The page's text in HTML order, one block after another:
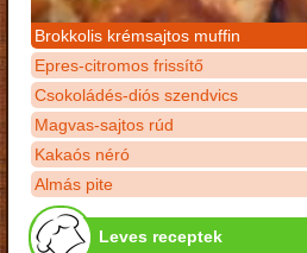
Brokkolis krémsajtos muffin
Epres-citromos frissítő
Csokoládés-diós szendvics
Magvas-sajtos rúd
Kakaós néró
Almás pite
Leves receptek